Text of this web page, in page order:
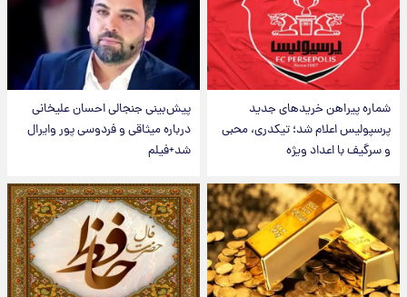
شماره پیراهن خریدهای جدید
پرسپولیس اعلام شد؛ تیکدری، محبی
و سرگیف با اعداد ویژه
پیش‌بینی جنجالی احسان علیخانی
درباره میثاقی و فردوسی پور وایرال
شد+فیلم